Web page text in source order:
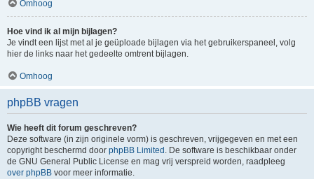
Omhoog
Hoe vind ik al mijn bijlagen?
Je vindt een lijst met al je geüploade bijlagen via het gebruikerspaneel, volg
hier de links naar het gedeelte omtrent bijlagen.
Omhoog
phpBB vragen
Wie heeft dit forum geschreven?
Deze software (in zijn originele vorm) is geschreven, vrijgegeven en met een
copyright beschermd door phpBB Limited . De software is beschikbaar onder
de GNU General Public License en mag vrij verspreid worden, raadpleeg
over phpBB voor meer informatie.